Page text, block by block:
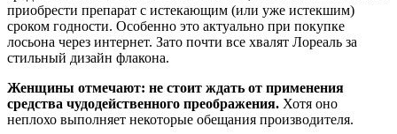
приобрести препарат с истекающим (или уже истекшим)
сроком годности. Особенно это актуально при покупке
лосьона через интернет. Зато почти все хвалят Лореаль за
стильный дизайн флакона.
Женщины отмечают: не стоит ждать от применения
средства чудодейственного преображения. Хотя оно
неплохо выполняет некоторые обещания производителя.